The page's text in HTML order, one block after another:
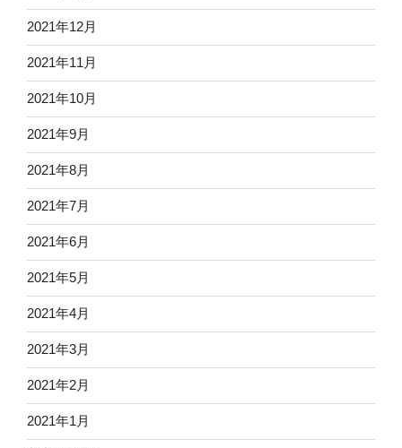
2021年12月
2021年11月
2021年10月
2021年9月
2021年8月
2021年7月
2021年6月
2021年5月
2021年4月
2021年3月
2021年2月
2021年1月